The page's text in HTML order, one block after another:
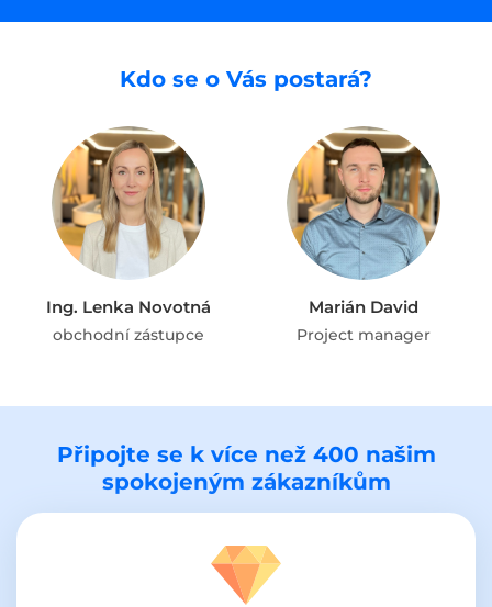
Kdo se o Vás postará?
Ing. Lenka Novotná
obchodní zástupce
Marián David
Project manager
Připojte se k více než 400 našim
spokojeným zákazníkům